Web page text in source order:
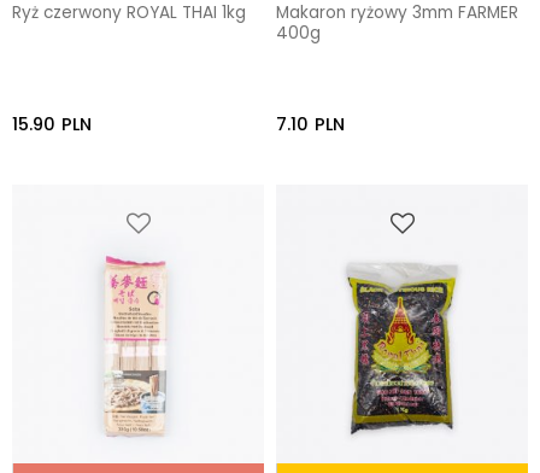
Ryż czerwony ROYAL THAI 1kg
15.90 PLN
Makaron ryżowy 3mm FARMER
400g
7.10 PLN